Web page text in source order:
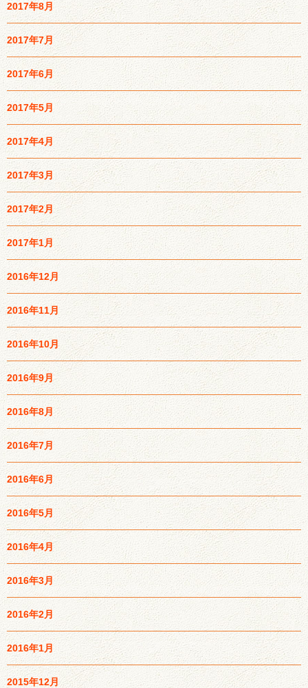
2017年8月
2017年7月
2017年6月
2017年5月
2017年4月
2017年3月
2017年2月
2017年1月
2016年12月
2016年11月
2016年10月
2016年9月
2016年8月
2016年7月
2016年6月
2016年5月
2016年4月
2016年3月
2016年2月
2016年1月
2015年12月